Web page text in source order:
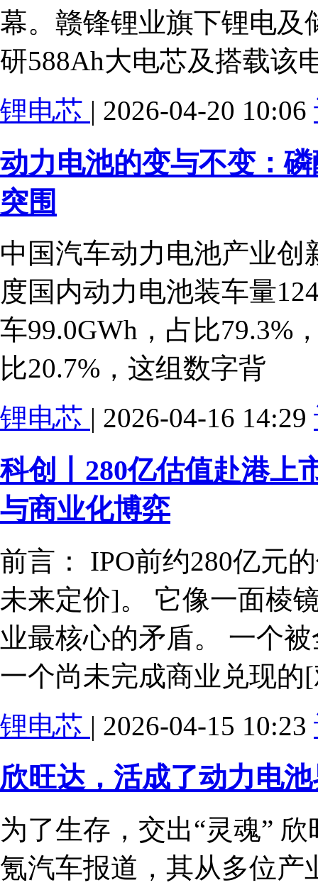
幕。赣锋锂业旗下锂电及
研588Ah大电芯及搭载该
锂电芯 | 2026-04-20 10:06
动力电池的变与不变：
突围
中国汽车动力电池产业创
度国内动力电池装车量
车99.0GWh，占比79.3%
比20.7%，这组数字背
锂电芯 | 2026-04-16 14:29
科创丨280亿估值赴港上
与商业化博弈
前言： IPO前约280亿元
未来定价]。 它像一面棱
业最核心的矛盾。 一个
一个尚未完成商业兑现的
锂电芯 | 2026-04-15 10:23
欣旺达，活成了动力电
为了生存，交出“灵魂”
氪汽车报道，其从多位产